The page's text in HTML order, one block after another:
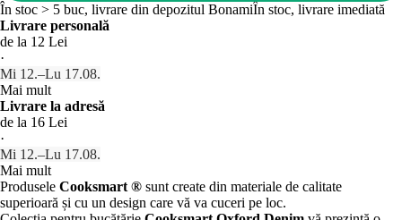
În stoc > 5 buc, livrare din depozitul BonamiÎn stoc, livrare imediată
Livrare personală
de la 12 Lei
·
Mi 12.–Lu 17.08.
Mai mult
Livrare la adresă
de la 16 Lei
·
Mi 12.–Lu 17.08.
Mai mult
Produsele Cooksmart ® sunt create din materiale de calitate
superioară și cu un design care vă va cuceri pe loc.